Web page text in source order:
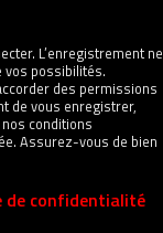
L’enregistrement ne
vos possibilités.
des permissions
de vous enregistrer,
conditions
Assurez-vous de bien
de confidentialité